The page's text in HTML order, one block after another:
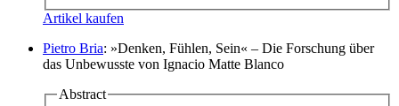
Artikel kaufen
Pietro Bria: »Denken, Fühlen, Sein« – Die Forschung über
das Unbewusste von Ignacio Matte Blanco
Abstract